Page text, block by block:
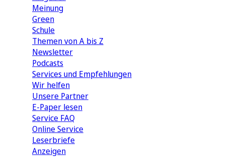
Meinung
Green
Schule
Themen von A bis Z
Newsletter
Podcasts
Services und Empfehlungen
Wir helfen
Unsere Partner
E-Paper lesen
Service FAQ
Online Service
Leserbriefe
Anzeigen